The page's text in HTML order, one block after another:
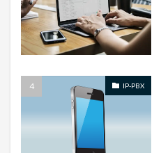
IP-PBX